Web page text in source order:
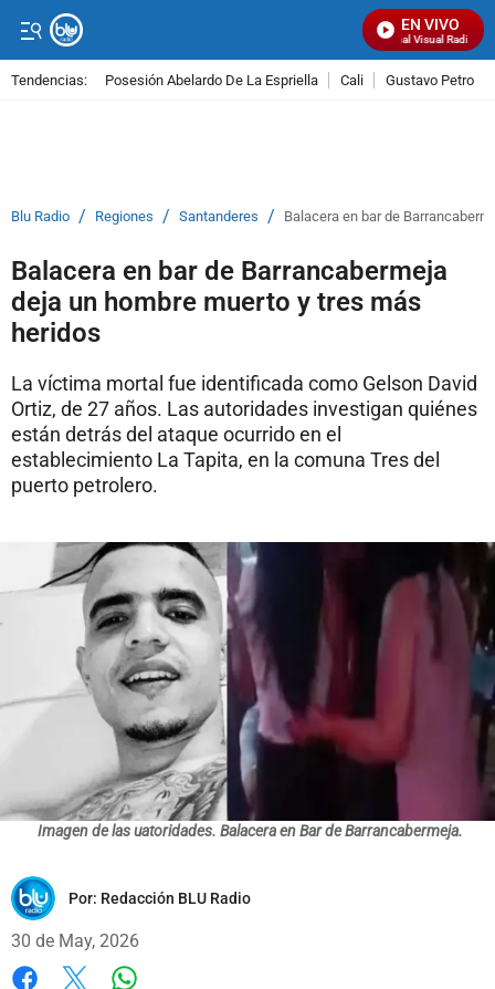
EN VIVO
Señal Visual Radio
Tendencias: Posesión Abelardo De La Espriella Cali Gustavo Petro
Blu Radio / Regiones / Santanderes / Balacera en bar de
Balacera en bar de Barrancabermeja
deja un hombre muerto y tres más
heridos
La víctima mortal fue identificada como Gelson David
Ortiz, de 27 años. Las autoridades investigan quiénes
están detrás del ataque ocurrido en el
establecimiento La Tapita, en la comuna Tres del
puerto petrolero.
Imagen de las uatoridades. Balacera en Bar de Barrancabermeja.
Por: Redacción BLU Radio
30 de May, 2026